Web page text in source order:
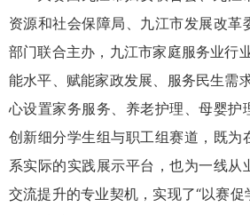
资源和社会保障局、九江市发展改革
部门联合主办，九江市家庭服务业行
能水平、赋能家政发展、服务民生需
心设置家务服务、养老护理、母婴护
创新细分学生组与职工组赛道，既为
系实际的实践展示平台，也为一线从
交流提升的专业契机，实现了“以赛